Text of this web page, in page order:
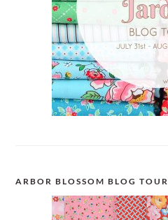
ARBOR BLOSSOM BLOG TOUR